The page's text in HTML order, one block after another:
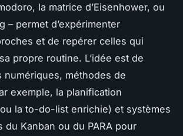
la matrice d’Eisenhower, ou
– permet d’expérimenter
et de repérer celles qui
propre routine. L’idée est de
numériques, méthodes de
exemple, la planification
la to-do-list enrichie) et systèmes
du Kanban ou du PARA pour